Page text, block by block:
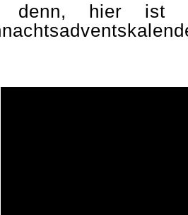
denn, hier ist